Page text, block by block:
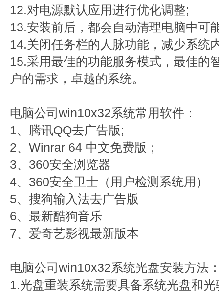
12.对电源默认应用进行优化调整;
13.安装前后，都会自动清理电脑中可
14.关闭任务栏的人脉功能，减少系统
15.采用最佳的功能服务模式，最佳的
户的需求，卓越的系统。
电脑公司win10x32系统常用软件：
1、腾讯QQ去广告版;
2、Winrar 64 中文免费版；
3、360安全浏览器
4、360安全卫士（用户检测系统用）
5、搜狗输入法去广告版
6、最新酷狗音乐
7、爱奇艺影视最新版本
电脑公司win10x32系统光盘安装方法
1.光盘重装系统需要具备系统光盘和